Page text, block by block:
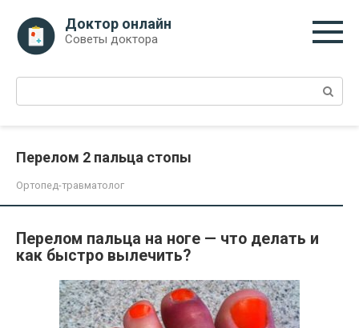
контенту
Доктор онлайн
Советы доктора
Поиск:
Перелом 2 пальца стопы
Ортопед-травматолог
Перелом пальца на ноге — что делать и
как быстро вылечить?